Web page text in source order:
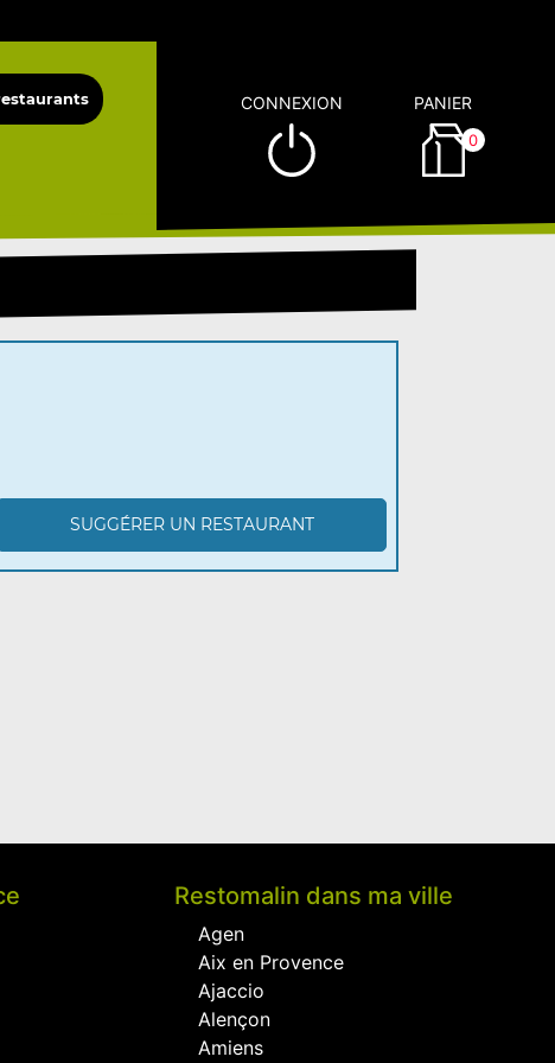
CONNEXION PANIER
0
SUGGÉRER UN RESTAURANT
Restomalin dans ma ville
Agen
Aix en Provence
Ajaccio
Alençon
Amiens